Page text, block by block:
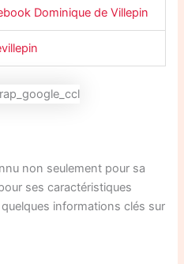
Dominique de Villepin
non seulement pour sa
ses caractéristiques
informations clés sur